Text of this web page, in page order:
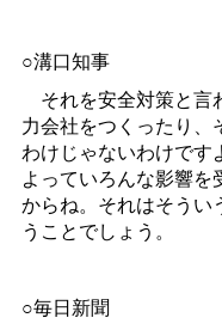
○溝口知事
それを安全対策と言
力会社をつくったり、
わけじゃないわけです
よっていろんな影響
からね。それはそうい
うことでしょう。
○毎日新聞